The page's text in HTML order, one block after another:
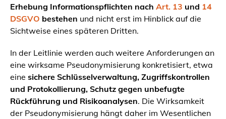
Erhebung Informationspflichten nach Art. 13 und 14
DSGVO bestehen und nicht erst im Hinblick auf die
Sichtweise eines späteren Dritten.
In der Leitlinie werden auch weitere Anforderungen an
eine wirksame Pseudonymisierung konkretisiert, etwa
eine sichere Schlüsselverwaltung, Zugriffskontrollen
und Protokollierung, Schutz gegen unbefugte
Rückführung und Risikoanalysen. Die Wirksamkeit
der Pseudonymisierung hängt daher im Wesentlichen